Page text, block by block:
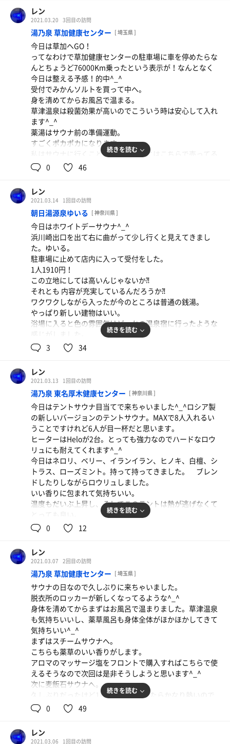
身を清めてからお風呂へ。
お風呂は電気風呂やジェット風呂、
露天風呂は今日はレモン風呂。
レモンに近づくといい匂いがしました^_^
お待ちかねのサウナへ。
3段あり、
一段に1人という感じのようで常連さんらしき方が2人入っ
てました。
びちゃびちゃに濡れたまま入ってくるのがちょっと気にな
ったのとテレビはついてるけどそれ以外は静かに入れてよ
かったです^_^
水風呂はかすかに塩素臭がするけどそんなに気になる程で
はないです。
マッドマックスボタン的なのがありボタンを押すといい感
じにお水にうたれてきもちよくなりました^_^
地がいいです^_^
漫画、雑誌、テレビが置いてありましたが、私は居心地が
良いのでぼーっとしているだけで気持ちが良かったです
^_^
レン
2021.03.20 3回目の訪問
湯乃泉 草加健康センター [ 埼玉県 ]
今日は草加へGO！
ってなわけで草加健康センターの駐車場に車を停めたらな
んとちょうど76000Km乗ったという表示が！なんとなく
今日は整える予感！的中^_^
受付でみかんソルトを買って中へ。
身を清めてからお風呂で温まる。
草津温泉は殺菌効果が高いのでこういう時は安心して入れ
ます^_^
薬湯はサウナ前の準備運動。
すごくポカポカになります。
私はサウナに行くことができない時にはこちらで売ってる
薬湯の入浴剤を自宅のお風呂に贅沢に4つぐらい入れてモ
ミモミして何回も出たり入ったりして楽しんでいます。
すごく気持ちいいです^_^
それはさておき、サ室へ。
今日は前回ほどは混んでいないのでサ室が温度、湿度共に
パーフェクトでした。
水風呂もあまり人が入ってない時は14度まで下がっていて
気持ちよかったです^_^
3セットした後にスチームサウナへ。
みかんマッサージソルトはすごくいい匂いで気持ちよかっ
たです^_^
スチームサウナはじっくり蒸されていると結構熱くなりま
す^_^
限界まで入って汗を流して水風呂に入ってちょっと休憩し
た後、超音波風呂へ。
ここで整いきました^_^
気持ちいい^_^
続きを読む
0 46
レン
2021.03.14 1回目の訪問
朝日湯源泉ゆいる [ 神奈川県 ]
今日はホワイトデーサウナ^_^
浜川崎出口を出て右に曲がって少し行くと見えてきまし
た。ゆいる。
駐車場に止めて店内に入って受付をした。
1人1910円！
この立地にしては高いんじゃないか⁈
それとも 内容が充実しているんだろうか⁈
ワクワクしながら入ったが今のところは普通の銭湯。
やっぱり新しい建物はいい。
浴場に入ると色の雰囲気はどっかの温泉宿に行ったような
身体を清めてからここのこだわりの天然温泉で体を温め
る。温泉もなかなかいいかも。
お待ちかねのサ室へ。
サ室前にはサハットがかけられるフックが何個かありまし
た。
入り口に入るとサウナマットがあり、それを1枚取ってス
トーン横の2段目に座った。
テレビなしが良かったのですけれどストーン横以外は明る
くてあまり好きじゃなかったです。93度との表記になって
いたが、体感温度は75度ちょっと超えぐらいでした。
水風呂は炭酸泉がぬるめだったので汗を流してから炭酸泉
に入りその後メインの水風呂へ。とても深くて水質も悪く
なくてよかったです。
外気浴はインフィニティーチェアーが2つ、デッキチェア
ーが1つ。上には扇風機がありましたが止まっていて風が
少し外から吹いてくる感じです。
店員さんがマメにチェックしているのはいいのですけれど
もサウナマットを補充するわけでもないのにサ室に何回も
入ってくるし浴場でも見廻りのため何度も行ったり来たり
するので気になってしまいました。
リッツカールトンホテルと比べてはいけないけれどあちら
はすごくきれいにしていて塵一つ落ちてないですがウロウ
ロしていないし、気になるような事はありませんでした。
でもまだオープンしたばかり。混雑時、そうでない時では
違うかと思うのでこれから慣れいくのでしょうね^_^
出た後に食事をしようと思ったらなんとラストオーダーは
終わってしまいました。
確かに時短要請で早くに終わってしまうと言う事は分かっ
ていたものの、うっかり忘れてしまうので受付の際にきち
っとそれは言って欲しかったです。
1200円位が妥当かなと思いました。
続きを読む
3 34
レン
2021.03.13 1回目の訪問
湯乃泉 東名厚木健康センター [ 神奈川県 ]
今日はテントサウナ目当てで来ちゃいました^_^ロシア製
の新しいバージョンのテントサウナ。MAXで8人入れるい
うことですけれど6人が目一杯だと思います。
ヒーターはHeloが2台。とっても強力なのでハードなロウ
リュにも耐えてくれます^_^
今日はネロリ、ベリー、イランイラン、ヒノキ、白檀、シ
トラス、ローズミント。持って持ってきました。 ブレン
ドしたりしながらロウリュしました。
いい香りに包まれて気持ちいい。
温度もだいぶ上昇し、そしてこのテントは熱が逃げなくて
シャワーがあって簡易水風呂があって整いベッドも4台あ
りました。近所は住宅街じゃないので爆音にしないなら音
楽聴いたりしてもいいかもしれません^_^
テントサウナから出てまず腹ごしらえ。
眠くなってちょこっと眠ってから下にあるサウナへGo!
身を清めてから薬湯に入って、外にある草津温泉に入って
から塩サウナへ。
塩はみかん塩、ぬか塩、茶塩、
この3つの塩がありました。
それぞれに効果がありブレンドすると良いのだとか。みか
ん塩が1番いい匂いでしたが効果につられて3つブレンドし
ました。
肌すべすべいい感じです。
洗い流してから高温サウナへ。
草加と比べてこちらはちょっと暗めでセッティングは似て
ます^_^
なかなか冷たくて気持ちいい^_^
こちらも草加と同じ位の温度かな^_^
続きを読む
0 12
レン
2021.03.07 2回目の訪問
湯乃泉 草加健康センター [ 埼玉県 ]
サウナの日なので久しぶりに来ちゃいました。
脱衣所のロッカーが新しくなってるような^_^
身体を清めてからまずはお風呂で温まりました。草津温泉
も気持ちいいし、薬草風呂も身体全体がほかほかしてきて
気持ちいい^_^
まずはスチームサウナへ。
こちらも薬草のいい香りがします。
アロマのマッサージ塩をフロントで購入すればこちらで使
えるそうなので次回は是非そうしようと思います^_^
次に麦飯石サウナへ。
久しぶりだったけど1番上の段に座ったらかなり熱いので
すぐに脱落しそう^_^
こんなに熱かったっけ？^_^
2セット目から大人しく2段目に座りました。2段目から最
後の追い込みで1番上の段へ。汗の出方が半端ないです^_^
続きを読む
0 49
レン
2021.03.06 1回目の訪問